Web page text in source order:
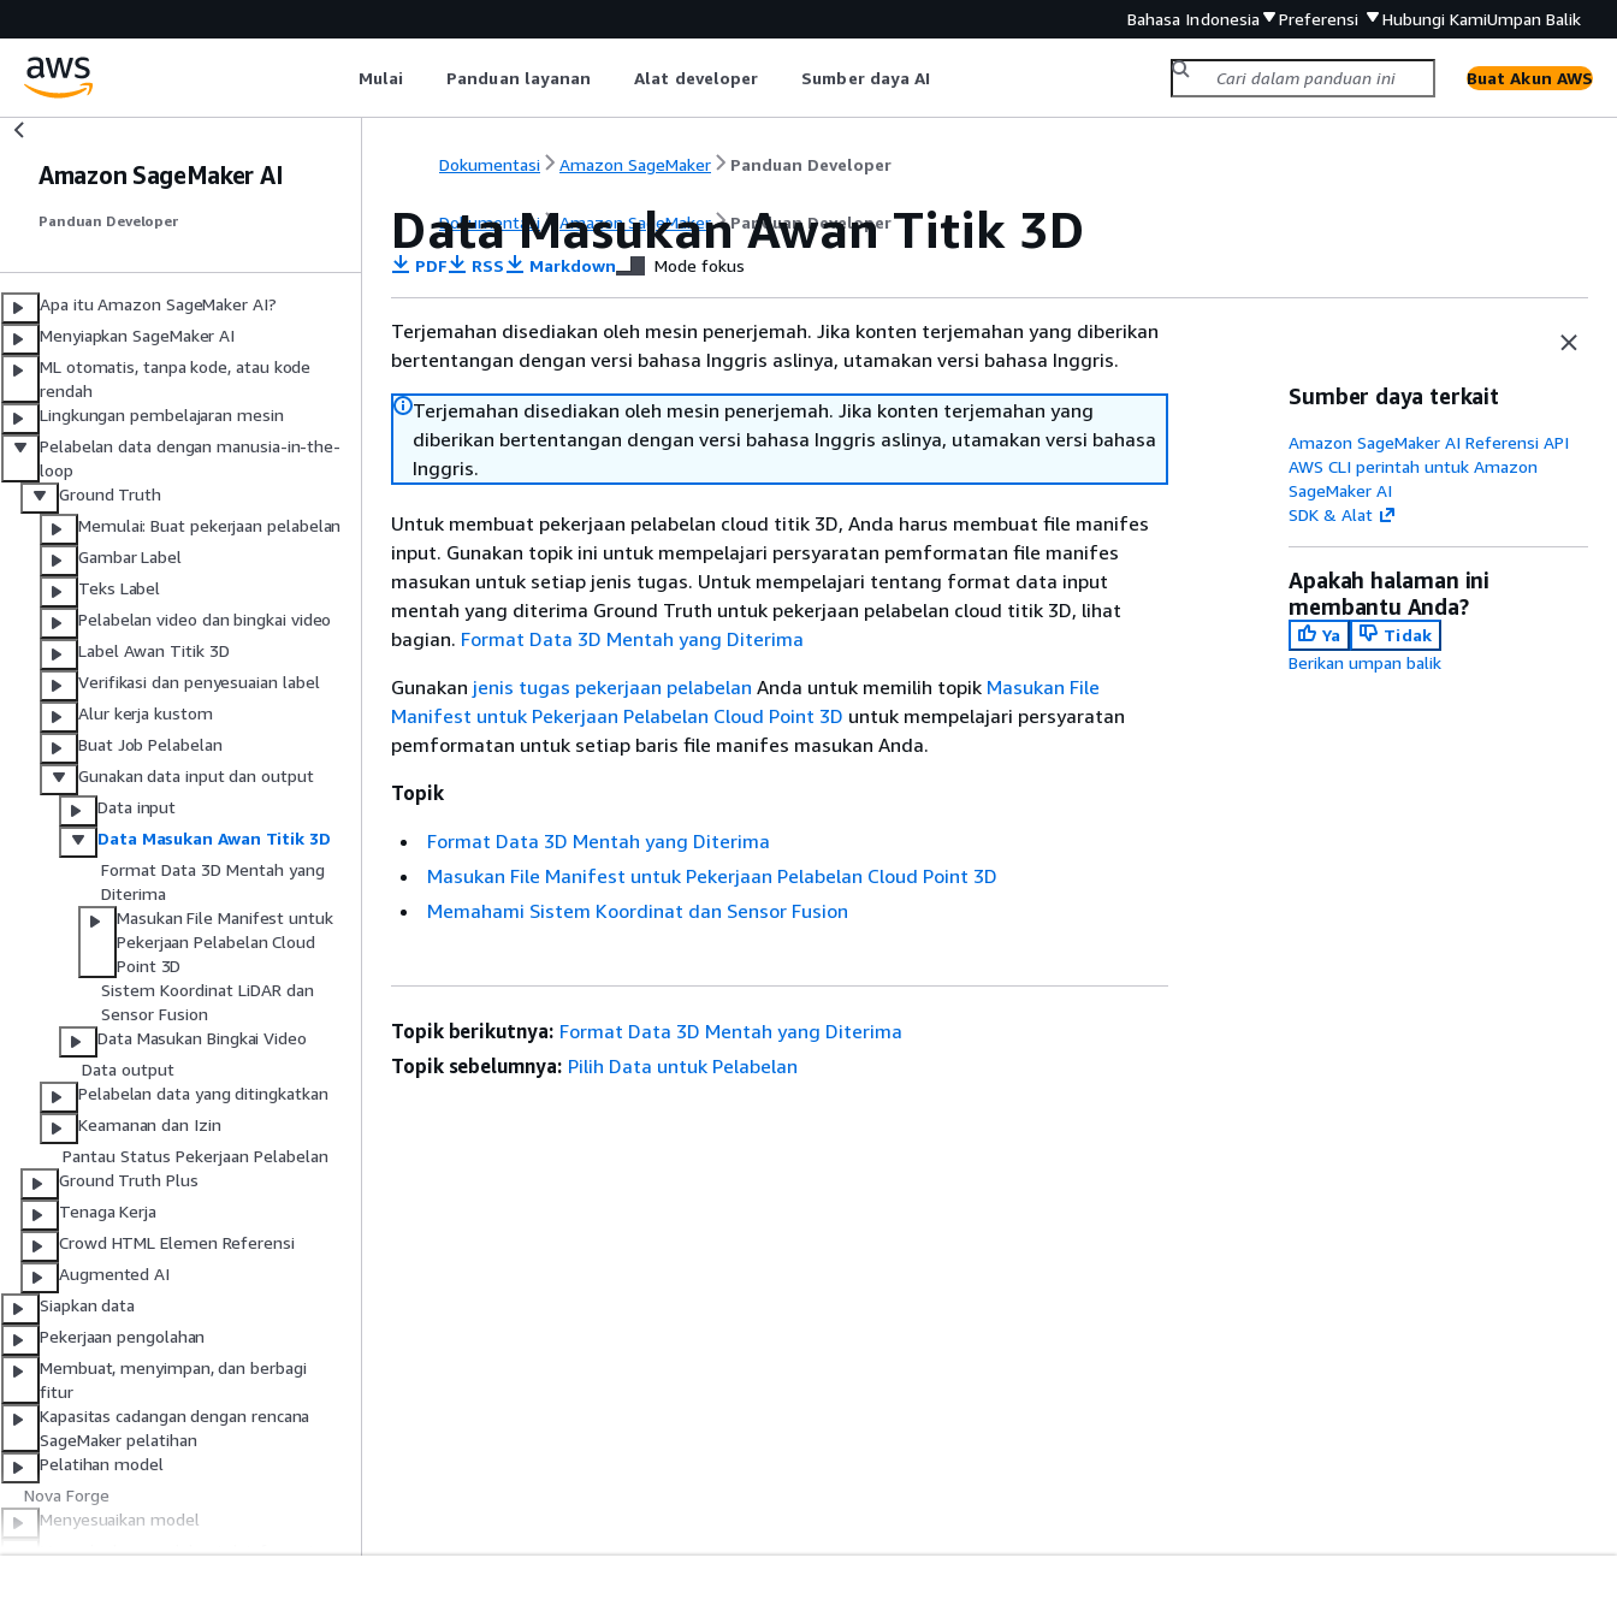
Bahasa Indonesia Preferensi Hubungi KamiUmpan Balik
Mulai Panduan layanan Alat developer Sumber daya AI Buat Akun AWS
Amazon SageMaker AI
Panduan Developer
Apa itu Amazon SageMaker AI?
Menyiapkan SageMaker AI
ML otomatis, tanpa kode, atau kode
rendah
Lingkungan pembelajaran mesin
Pelabelan data dengan manusia-in-the-
loop
Ground Truth
Memulai: Buat pekerjaan pelabelan
Gambar Label
Teks Label
Pelabelan video dan bingkai video
Label Awan Titik 3D
Verifikasi dan penyesuaian label
Alur kerja kustom
Buat Job Pelabelan
Gunakan data input dan output
Data input
Data Masukan Awan Titik 3D
Format Data 3D Mentah yang
Diterima
Masukan File Manifest untuk
Pekerjaan Pelabelan Cloud
Point 3D
Sistem Koordinat LiDAR dan
Sensor Fusion
Data Masukan Bingkai Video
Data output
Pelabelan data yang ditingkatkan
Keamanan dan Izin
Pantau Status Pekerjaan Pelabelan
Ground Truth Plus
Tenaga Kerja
Crowd HTML Elemen Referensi
Augmented AI
Siapkan data
Pekerjaan pengolahan
Membuat, menyimpan, dan berbagi
fitur
Kapasitas cadangan dengan rencana
SageMaker pelatihan
Pelatihan model
Nova Forge
Menyesuaikan model
Menyebarkan model untuk inferensi
Dokumentasi Amazon SageMaker Panduan Developer
Dokumentasi Amazon SageMaker Panduan Developer
Data Masukan Awan Titik 3D
PDF RSS Markdown Mode fokus
Terjemahan disediakan oleh mesin penerjemah. Jika konten terjemahan yang diberikan
bertentangan dengan versi bahasa Inggris aslinya, utamakan versi bahasa Inggris.
Terjemahan disediakan oleh mesin penerjemah. Jika konten terjemahan yang
diberikan bertentangan dengan versi bahasa Inggris aslinya, utamakan versi bahasa
Inggris.
Untuk membuat pekerjaan pelabelan cloud titik 3D, Anda harus membuat file manifes
input. Gunakan topik ini untuk mempelajari persyaratan pemformatan file manifes
masukan untuk setiap jenis tugas. Untuk mempelajari tentang format data input
mentah yang diterima Ground Truth untuk pekerjaan pelabelan cloud titik 3D, lihat
bagian. Format Data 3D Mentah yang Diterima
Gunakan jenis tugas pekerjaan pelabelan Anda untuk memilih topik Masukan File
Manifest untuk Pekerjaan Pelabelan Cloud Point 3D untuk mempelajari persyaratan
pemformatan untuk setiap baris file manifes masukan Anda.
Topik
Format Data 3D Mentah yang Diterima
Masukan File Manifest untuk Pekerjaan Pelabelan Cloud Point 3D
Memahami Sistem Koordinat dan Sensor Fusion
Sumber daya terkait
Amazon SageMaker AI Referensi API
AWS CLI perintah untuk Amazon
SageMaker AI
SDK & Alat
Apakah halaman ini
membantu Anda?
Ya
Tidak
Berikan umpan balik
Topik berikutnya: Format Data 3D Mentah yang Diterima
Topik sebelumnya: Pilih Data untuk Pelabelan